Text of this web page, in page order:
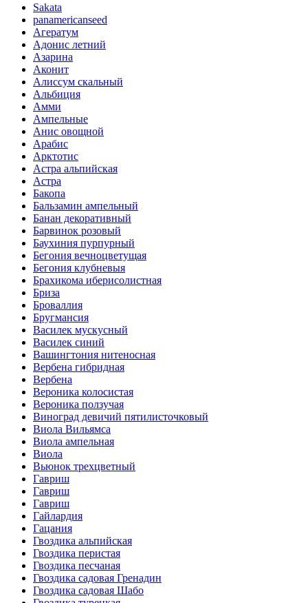
Sakata
panamericanseed
Агератум
Адонис летний
Азарина
Аконит
Алиссум скальный
Альбиция
Амми
Ампельные
Анис овощной
Арабис
Арктотис
Астра альпийская
Астра
Бакопа
Бальзамин ампельный
Банан декоративный
Барвинок розовый
Баухиния пурпурный
Бегония вечноцветущая
Бегония клубневыя
Брахикома иберисолистная
Бриза
Броваллия
Бругмансия
Василек мускусный
Василек синий
Вашингтония нитеносная
Вербена гибридная
Вербена
Вероника колосистая
Вероника ползучая
Виноград девичий пятилисточковый
Виола Вильямса
Виола ампельная
Виола
Вьюнок трехцветный
Гавриш
Гавриш
Гавриш
Гайлардия
Гацания
Гвоздика альпийская
Гвоздика перистая
Гвоздика песчаная
Гвоздика садовая Гренадин
Гвоздика садовая Шабо